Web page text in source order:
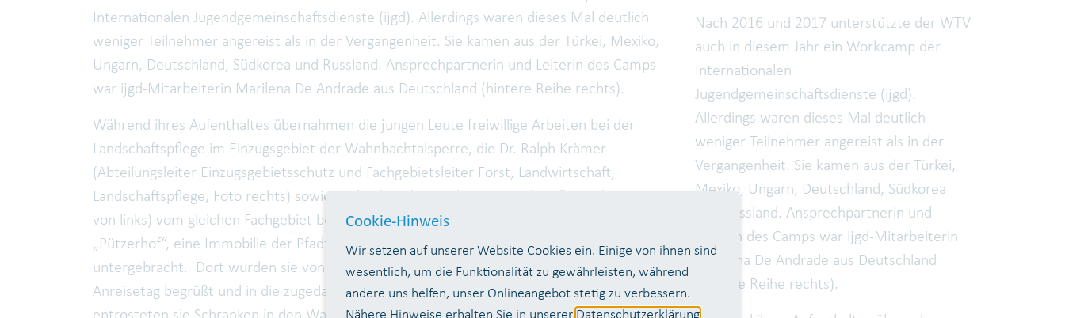
Internationalen Jugendgemeinschaftsdienste (ijgd). Allerdings waren dieses Mal deutlich
weniger Teilnehmer angereist als in der Vergangenheit. Sie kamen aus der Türkei, Mexiko,
Ungarn, Deutschland, Südkorea und Russland. Ansprechpartnerin und Leiterin des Camps
war ijgd-Mitarbeiterin Marilena De Andrade aus Deutschland (hintere Reihe rechts).
Während ihres Aufenthaltes übernahmen die jungen Leute freiwillige Arbeiten bei der
Landschaftspflege im Einzugsgebiet der Wahnbachtalsperre, die Dr. Ralph Krämer
(Abteilungsleiter Einzugsgebietsschutz und Fachgebietsleiter Forst, Landwirtschaft,
Landschaftspflege, Foto rechts) sowie Sachgebietsleiter Christian Göth-Stillarius (Foto 3.
von links) vom gleichen Fachgebiet beim WTV koordinierten. Die Teilnehmer waren im
„Pützerhof“, eine Immobilie der Pfadfinder, in Oberheister (Neunkirchen-Seelscheid)
untergebracht. Dort wurden sie von Dr. Krämer und Christian Göth-Stillarius am
Anreisetag begrüßt und in die zugedachten Aufgaben eingewiesen. Unter anderem
Nach 2016 und 2017 unterstützte der WTV
auch in diesem Jahr ein Workcamp der
Internationalen
Jugendgemeinschaftsdienste (ijgd).
Allerdings waren dieses Mal deutlich
weniger Teilnehmer angereist als in der
Vergangenheit. Sie kamen aus der Türkei,
Mexiko, Ungarn, Deutschland, Südkorea
und Russland. Ansprechpartnerin und
Leiterin des Camps war ijgd-Mitarbeiterin
Marilena De Andrade aus Deutschland
(hintere Reihe rechts).
Cookie-Hinweis
Wir setzen auf unserer Website Cookies ein. Einige von ihnen sind
wesentlich, um die Funktionalität zu gewährleisten, während
andere uns helfen, unser Onlineangebot stetig zu verbessern.